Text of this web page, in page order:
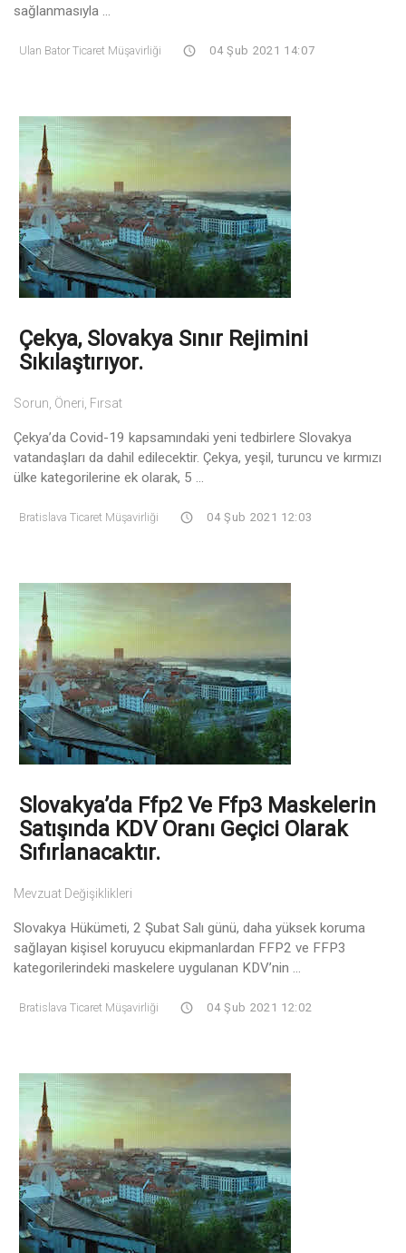
sağlanmasıyla ...
Ulan Bator Ticaret Müşavirliği 04 Şub 2021 14:07
Çekya, Slovakya Sınır Rejimini
Sıkılaştırıyor.
Sorun, Öneri, Fırsat
Çekya’da Covid-19 kapsamındaki yeni tedbirlere Slovakya
vatandaşları da dahil edilecektir. Çekya, yeşil, turuncu ve kırmızı
ülke kategorilerine ek olarak, 5 ...
Bratislava Ticaret Müşavirliği 04 Şub 2021 12:03
Slovakya’da Ffp2 Ve Ffp3 Maskelerin
Satışında KDV Oranı Geçici Olarak
Sıfırlanacaktır.
Mevzuat Değişiklikleri
Slovakya Hükümeti, 2 Şubat Salı günü, daha yüksek koruma
sağlayan kişisel koruyucu ekipmanlardan FFP2 ve FFP3
kategorilerindeki maskelere uygulanan KDV’nin ...
Bratislava Ticaret Müşavirliği 04 Şub 2021 12:02